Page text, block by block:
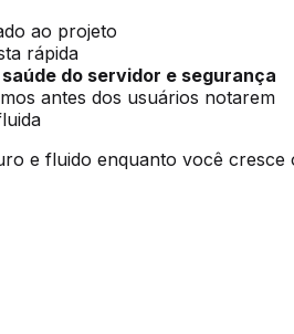
ao projeto
rápida
do servidor e segurança
antes dos usuários notarem
e fluido enquanto você cresce